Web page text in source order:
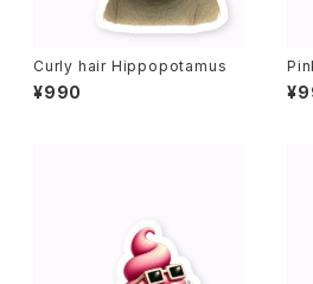
Curly hair Hippopotamus
¥990